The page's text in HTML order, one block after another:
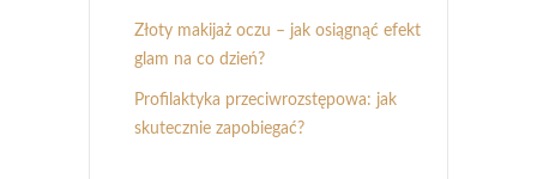
Złoty makijaż oczu – jak osiągnąć efekt
glam na co dzień?
Profilaktyka przeciwrozstępowa: jak
skutecznie zapobiegać?